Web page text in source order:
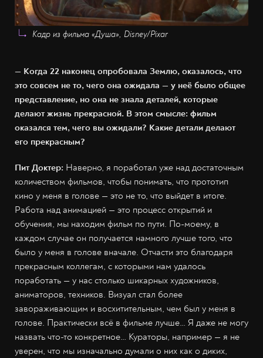
Кадр из фильма «Душа», Disney/Pixar
— Когда 22 наконец опробовала Землю, оказалось, что
это совсем не то, чего она ожидала — у неё было общее
представление, но она не знала деталей, которые
делают жизнь прекрасной. В этом смысле: фильм
оказался тем, чего вы ожидали? Какие детали делают
его прекрасным?
Пит Доктер: Наверно, я поработал уже над достаточным
количеством фильмов, чтобы понимать, что прототип
кино у меня в голове — это не то, что выйдет в итоге.
Работа над анимацией — это процесс открытий и
обучения, мы находим фильм по пути. По-моему, в
каждом случае он получается намного лучше того, что
было у меня в голове вначале. Отчасти это благодаря
прекрасным коллегам, с которыми нам удалось
поработать — у нас столько шикарных художников,
аниматоров, техников. Визуал стал более
завораживающим и восхитительным, чем был у меня в
голове. Практически всё в фильме лучше… Я даже не могу
назвать что-то конкретное… Кураторы, например — я не
уверен, что мы изначально думали о них как о диких,